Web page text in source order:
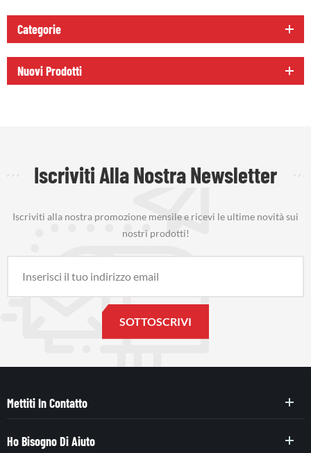
Categorie
Nuovi Prodotti
Iscriviti Alla Nostra Newsletter
Iscriviti alla nostra promozione mensile e ricevi le ultime novità sui
nostri prodotti!
Mettiti In Contatto
Ho Bisogno Di Aiuto